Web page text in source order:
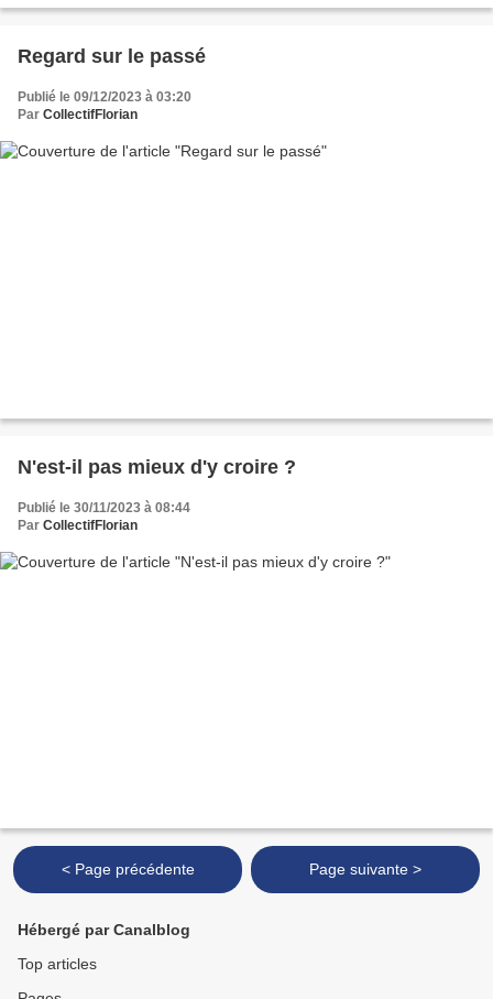
Regard sur le passé
Publié le 09/12/2023 à 03:20
Par CollectifFlorian
N'est-il pas mieux d'y croire ?
Publié le 30/11/2023 à 08:44
Par CollectifFlorian
< Page précédente Page suivante >
Hébergé par Canalblog
Top articles